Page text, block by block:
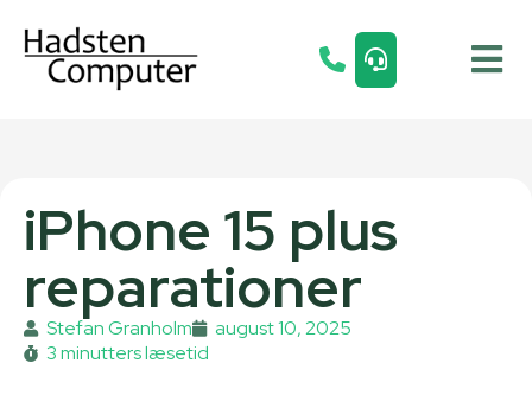
iPhone 15 plus
reparationer
Stefan Granholm
august 10, 2025
3 minutters læsetid